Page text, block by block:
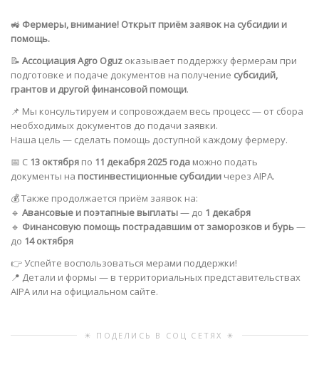
🚜 Фермеры, внимание! Открыт приём заявок на субсидии и
помощь.
📝 Ассоциация Agro Oguz оказывает поддержку фермерам при
подготовке и подаче документов на получение субсидий,
грантов и другой финансовой помощи.
📌 Мы консультируем и сопровождаем весь процесс — от сбора
необходимых документов до подачи заявки.
Наша цель — сделать помощь доступной каждому фермеру.
📅 С 13 октября по 11 декабря 2025 года можно подать
документы на постинвестиционные субсидии через AIPA.
💰 Также продолжается приём заявок на:
🔹 Авансовые и поэтапные выплаты— до 1 декабря
🔹 Финансовую помощь пострадавшим от заморозков и бурь—
до 14 октября
👉 Успейте воспользоваться мерами поддержки!
📍 Детали и формы — в территориальных представительствах
AIPA или на официальном сайте.
☀ ПОДЕЛИСЬ В СОЦ СЕТЯХ ☀